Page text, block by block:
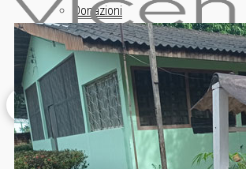
Donazioni
INFORMAZIONE
Archivio News
Lunedì della Missione
Archivio Audio
Archivio Chiesa Viva
Link CMD
CONTATTI
ISCRIZIONE NEWSLETTER